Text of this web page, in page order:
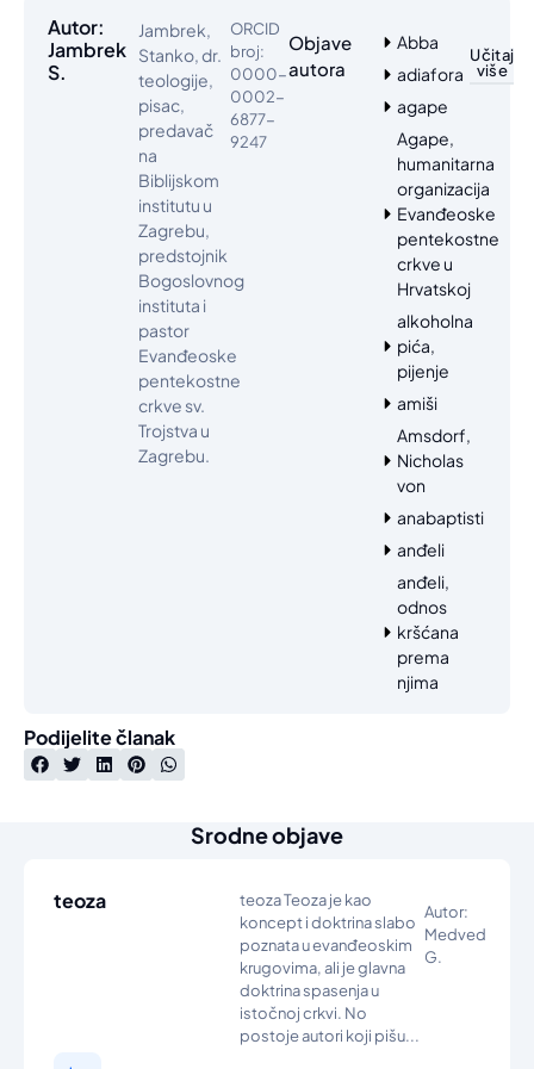
Autor:
Jambrek
S.
Jambrek,
Stanko, dr.
teologije,
pisac,
predavač
na
Biblijskom
institutu u
Zagrebu,
predstojnik
Bogoslovnog
instituta i
pastor
Evanđeoske
pentekostne
crkve sv.
Trojstva u
Zagrebu.
ORCID
broj:
0000-
0002-
6877-
9247
Objave
autora
Abba
adiafora
agape
Agape,
humanitarna
organizacija
Evanđeoske
pentekostne
crkve u
Hrvatskoj
alkoholna
pića,
pijenje
amiši
Amsdorf,
Nicholas
von
anabaptisti
anđeli
anđeli,
odnos
kršćana
prema
njima
Učitaj
više
Podijelite članak
Srodne objave
teoza
teoza Teoza je kao
koncept i doktrina slabo
poznata u evanđeoskim
krugovima, ali je glavna
doktrina spasenja u
istočnoj crkvi. No
postoje autori koji pišu...
Autor:
Medved
G.